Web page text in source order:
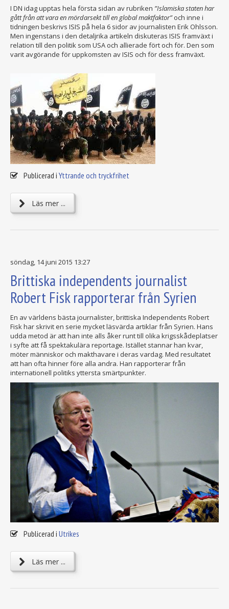
I DN idag upptas hela första sidan av rubriken ”Islamiska staten har
gått från att vara en mördarsekt till en global maktfaktor”och inne i
tidningen beskrivs ISIS på hela 6 sidor av journalisten Erik Ohlsson.
Men ingenstans i den detaljrika artikeln diskuteras ISIS framväxt i
relation till den politik som USA och allierade fört och för. Den som
varit avgörande för uppkomsten av ISIS och för dess framväxt.
Publicerad i Yttrande och tryckfrihet
Läs mer ...
söndag, 14 juni 2015 13:27
Brittiska independents journalist
Robert Fisk rapporterar från Syrien
En av världens bästa journalister, brittiska Independents Robert
Fisk har skrivit en serie mycket läsvärda artiklar från Syrien. Hans
udda metod är att han inte alls åker runt till olika krigsskådeplatser
i syfte att få spektakulära reportage. Istället stannar han kvar,
möter människor och makthavare i deras vardag. Med resultatet
att han ofta hinner före alla andra. Han rapporterar från
internationell politiks yttersta smärtpunkter.
Publicerad i Utrikes
Läs mer ...